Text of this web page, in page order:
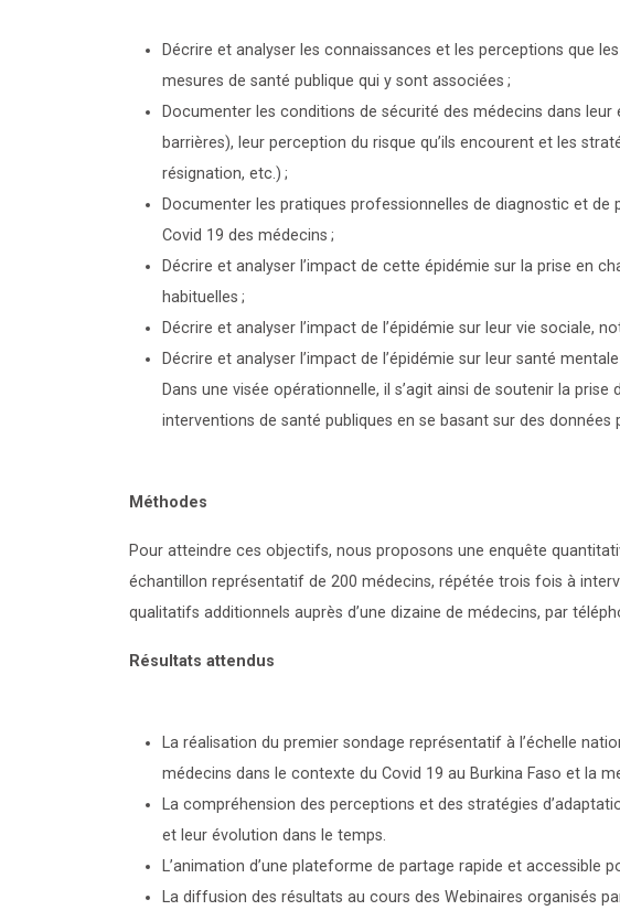
Décrire et analyser les connaissances et les perceptions que
mesures de santé publique qui y sont associées ;
Documenter les conditions de sécurité des médecins dans
barrières), leur perception du risque qu’ils encourent et les
résignation, etc.) ;
Documenter les pratiques professionnelles de diagnostic et
Covid 19 des médecins ;
Décrire et analyser l’impact de cette épidémie sur la prise en
habituelles ;
Décrire et analyser l’impact de l’épidémie sur leur vie sociale,
Décrire et analyser l’impact de l’épidémie sur leur santé
Dans une visée opérationnelle, il s’agit ainsi de soutenir la
interventions de santé publiques en se basant sur des données
Méthodes
Pour atteindre ces objectifs, nous proposons une enquête
échantillon représentatif de 200 médecins, répétée trois fois à
qualitatifs additionnels auprès d’une dizaine de médecins, par
Résultats attendus
La réalisation du premier sondage représentatif à l’échelle
médecins dans le contexte du Covid 19 au Burkina Faso et la
La compréhension des perceptions et des stratégies
et leur évolution dans le temps.
L’animation d’une plateforme de partage rapide et accessible
La diffusion des résultats au cours des Webinaires organisés